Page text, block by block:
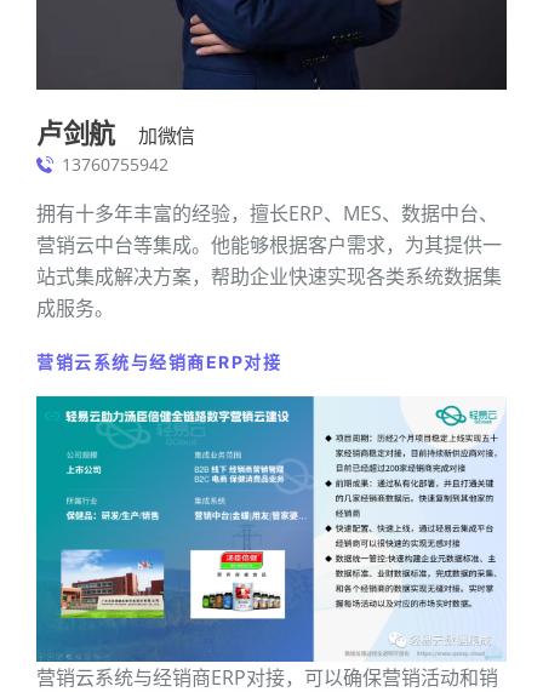
卢剑航 加微信
13760755942
拥有十多年丰富的经验，擅长ERP、MES、数据中台、
营销云中台等集成。他能够根据客户需求，为其提供一
站式集成解决方案，帮助企业快速实现各类系统数据集
成服务。
营销云系统与经销商ERP对接
营销云系统与经销商ERP对接，可以确保营销活动和销